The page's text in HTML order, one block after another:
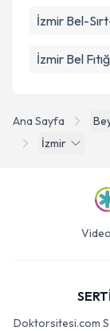
Ana Sayfa
İzmir
İzmir Bel-
İzmir Bel
Doktorsitesi.com